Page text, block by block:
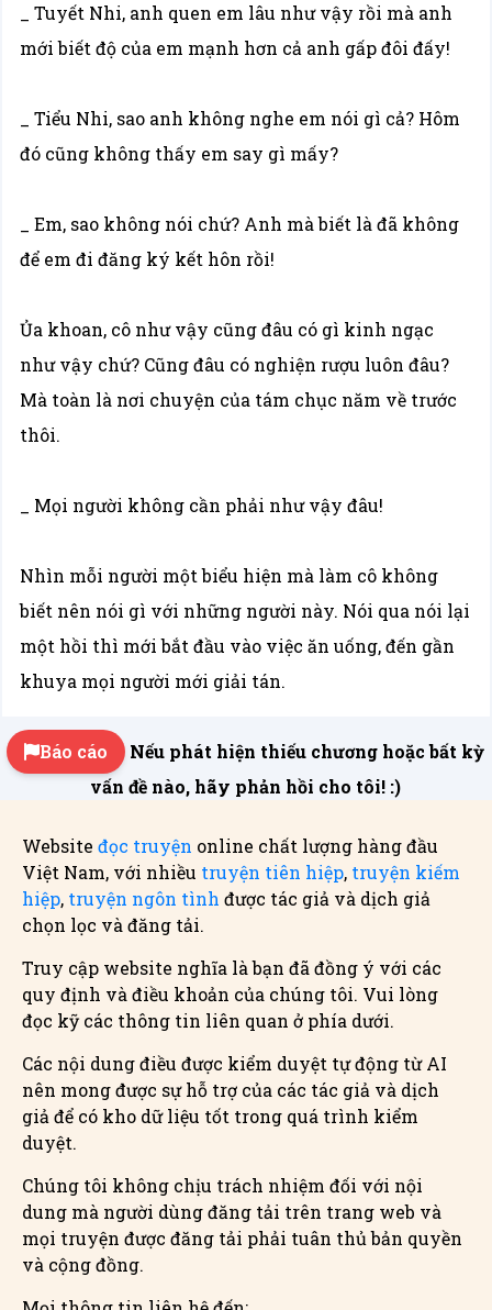
_ Tuyết Nhi, anh quen em lâu như vậy rồi mà anh
mới biết độ của em mạnh hơn cả anh gấp đôi đấy!
_ Tiểu Nhi, sao anh không nghe em nói gì cả? Hôm
đó cũng không thấy em say gì mấy?
_ Em, sao không nói chứ? Anh mà biết là đã không
để em đi đăng ký kết hôn rồi!
Ủa khoan, cô như vậy cũng đâu có gì kinh ngạc
như vậy chứ? Cũng đâu có nghiện rượu luôn đâu?
Mà toàn là nơi chuyện của tám chục năm về trước
thôi.
_ Mọi người không cần phải như vậy đâu!
Nhìn mỗi người một biểu hiện mà làm cô không
biết nên nói gì với những người này. Nói qua nói lại
một hồi thì mới bắt đầu vào việc ăn uống, đến gần
khuya mọi người mới giải tán.
Báo cáo
Nếu phát hiện thiếu chương hoặc bất kỳ
vấn đề nào, hãy phản hồi cho tôi! :)
Website đọc truyện online chất lượng hàng đầu
Việt Nam, với nhiều truyện tiên hiệp, truyện kiếm
hiệp, truyện ngôn tình được tác giả và dịch giả
chọn lọc và đăng tải.
Truy cập website nghĩa là bạn đã đồng ý với các
quy định và điều khoản của chúng tôi. Vui lòng
đọc kỹ các thông tin liên quan ở phía dưới.
Các nội dung điều được kiểm duyệt tự động từ AI
nên mong được sự hỗ trợ của các tác giả và dịch
giả để có kho dữ liệu tốt trong quá trình kiểm
duyệt.
Chúng tôi không chịu trách nhiệm đối với nội
dung mà người dùng đăng tải trên trang web và
mọi truyện được đăng tải phải tuân thủ bản quyền
và cộng đồng.